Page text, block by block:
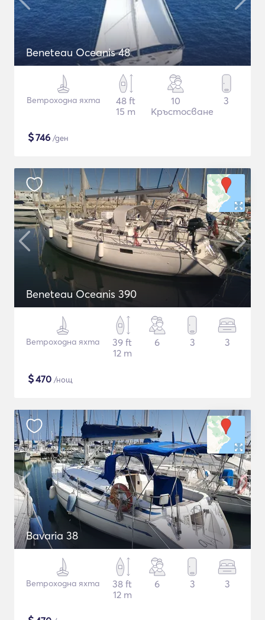
Beneteau Oceanis 48
Ветроходна яхта
48 ft
15 m
10
Кръстосване
3
$746 /ден
Beneteau Oceanis 390
Ветроходна яхта
39 ft
12 m
6 3 3
$470 /нощ
Bavaria 38
Ветроходна яхта
38 ft
12 m
6 3 3